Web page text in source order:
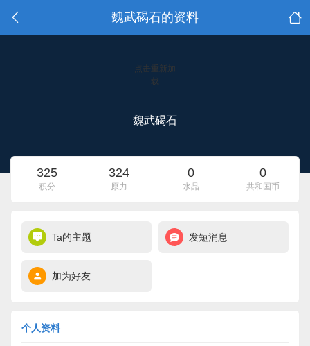
魏武碣石的资料
点击重新加
载
魏武碣石
325
积分
324
原力
0
水晶
0
共和国币
Ta的主题 发短消息
加为好友
个人资料